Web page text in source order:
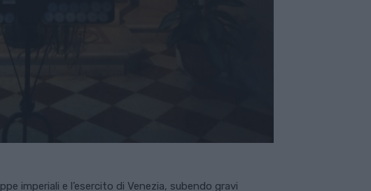
imperiali e l’esercito di Venezia, subendo gravi